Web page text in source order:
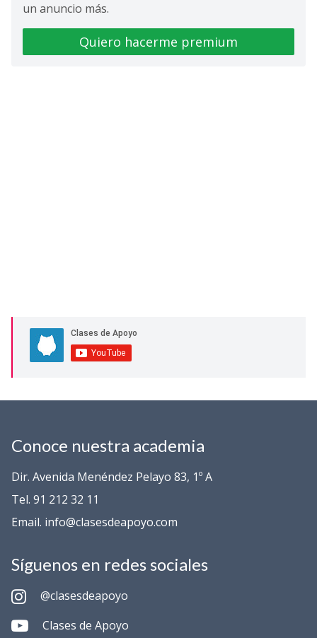
un anuncio más.
Quiero hacerme premium
Conoce nuestra academia
Dir. Avenida Menéndez Pelayo 83, 1º A
Tel. 91 212 32 11
Email. info@clasesdeapoyo.com
Síguenos en redes sociales
@clasesdeapoyo
Clases de Apoyo